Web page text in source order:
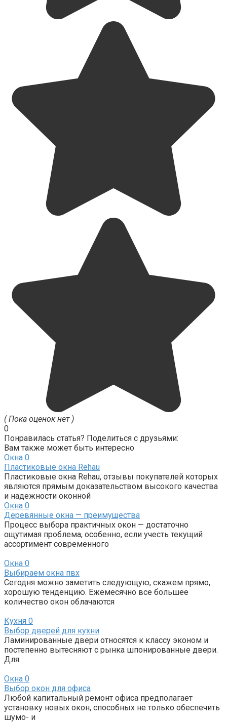
( Пока оценок нет )
0
Понравилась статья? Поделиться с друзьями:
Вам также может быть интересно
Окна 0
Пластиковые окна Rehau
Пластиковые окна Rehau, отзывы покупателей которых
являются прямым доказательством высокого качества
и надежности оконной
Окна 0
Деревянные окна — преимущества
Процесс выбора практичных окон — достаточно
ощутимая проблема, особенно, если учесть текущий
ассортимент современного
Окна 0
Выбираем окна пвх
Сегодня можно заметить следующую, скажем прямо,
хорошую тенденцию. Ежемесячно все большее
количество окон облачаются
Кухня 0
Выбор дверей для кухни
Ламинированные двери относятся к классу эконом и
постепенно вытесняют с рынка шпонированные двери.
Для
Окна 0
Выбор окон для офиса
Любой капитальный ремонт офиса предполагает
установку новых окон, способных не только обеспечить
шумо- и